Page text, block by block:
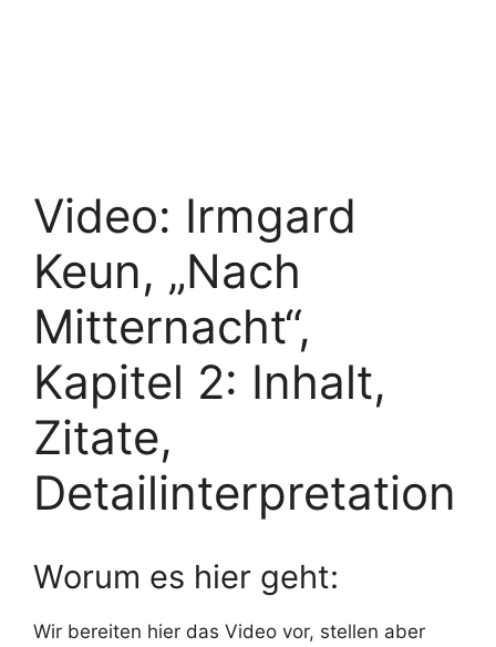
Video: Irmgard
Keun, „Nach
Mitternacht“,
Kapitel 2: Inhalt,
Zitate,
Detailinterpretation
Worum es hier geht:
Wir bereiten hier das Video vor, stellen aber